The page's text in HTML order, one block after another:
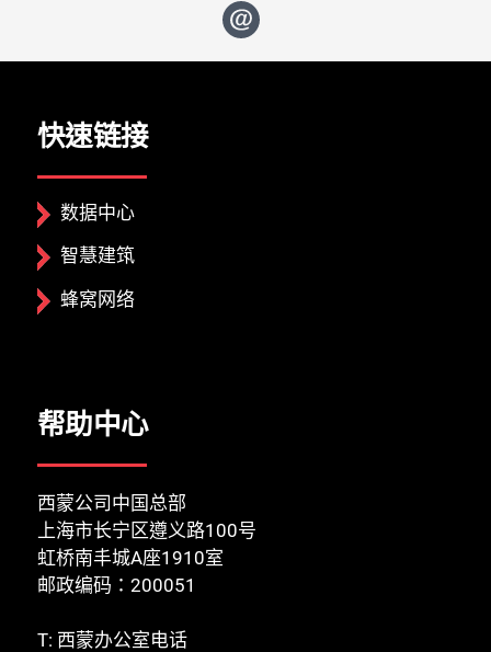
快速链接
数据中心
智慧建筑
蜂窝网络
帮助中心
西蒙公司中国总部
上海市长宁区遵义路100号
虹桥南丰城A座1910室
邮政编码：200051
T: 西蒙办公室电话